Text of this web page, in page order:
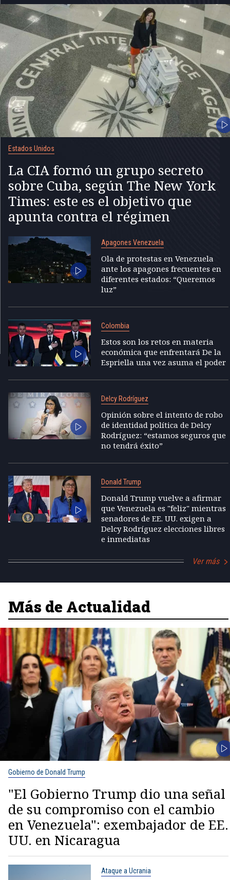
Estados Unidos
La CIA formó un grupo secreto
sobre Cuba, según The New York
Times: este es el objetivo que
apunta contra el régimen
Apagones Venezuela
Ola de protestas en Venezuela
ante los apagones frecuentes en
diferentes estados: “Queremos
luz”
Colombia
Estos son los retos en materia
económica que enfrentará De la
Espriella una vez asuma el poder
Delcy Rodríguez
Opinión sobre el intento de robo
de identidad política de Delcy
Rodríguez: “estamos seguros que
no tendrá éxito”
Donald Trump
Donald Trump vuelve a afirmar
que Venezuela es "feliz" mientras
senadores de EE. UU. exigen a
Delcy Rodríguez elecciones libres
e inmediatas
Ver más
Más de Actualidad
Gobierno de Donald Trump
"El Gobierno Trump dio una señal
de su compromiso con el cambio
en Venezuela": exembajador de EE.
UU. en Nicaragua
Ataque a Ucrania